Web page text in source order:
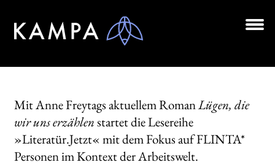
Zur
Navigation
Zum
Inhalt
LESUNGEN
VERLAG
Mit Anne Freytags aktuellem RomanLügen, die
wir uns erzählenstartet die Lesereihe
»Literatür.Jetzt« mit dem Fokus auf FLINTA*
Personen im Kontext der Arbeitswelt.